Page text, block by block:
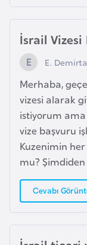
İsrail Vizesi
E.
Merhaba,
vizesi alarak
istiyorum ama
vize başvuru
Kuzenimin
mu?
Cevabı
m
b
o
ç
y
a
K
a
m
e
r
u
n